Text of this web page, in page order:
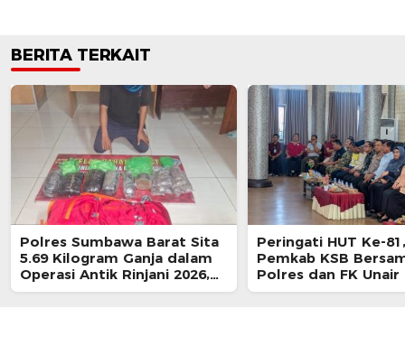
BERITA TERKAIT
Polres Sumbawa Barat Sita
5.69 Kilogram Ganja dalam
Operasi Antik Rinjani 2026,
Seorang Pria Ditangkap
Peringati HUT Ke-81,
Pemkab KSB
Polres dan FK Unair
Seminar Kesehatan